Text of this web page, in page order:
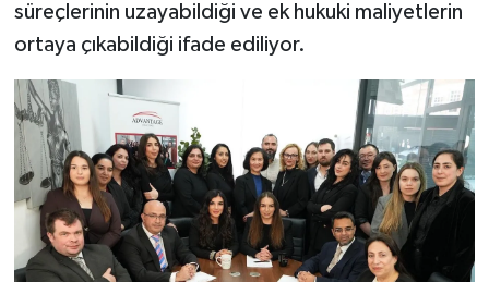
süreçlerinin uzayabildiği ve ek hukuki maliyetlerin
ortaya çıkabildiği ifade ediliyor.